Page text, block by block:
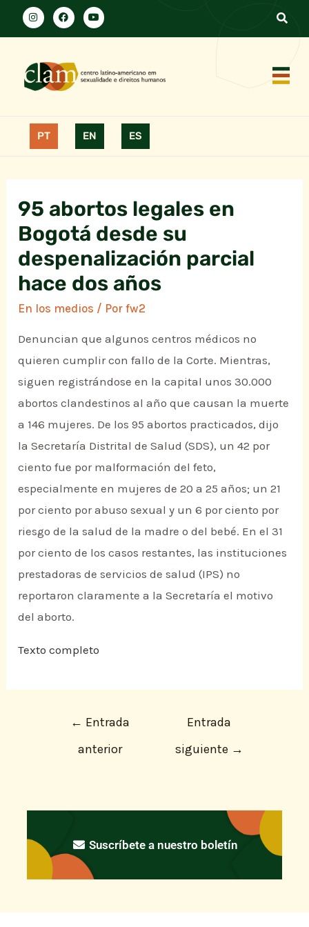
PT EN ES
95 abortos legales en
Bogotá desde su
despenalización parcial
hace dos años
En los medios / Porfw2
Denuncian que algunos centros médicos no
quieren cumplir con fallo de la Corte. Mientras,
siguen registrándose en la capital unos 30.000
abortos clandestinos al año que causan la muerte
a 146 mujeres. De los 95 abortos practicados, dijo
la Secretaría Distrital de Salud (SDS), un 42 por
ciento fue por malformación del feto,
especialmente en mujeres de 20 a 25 años; un 21
por ciento por abuso sexual y un 6 por ciento por
riesgo de la salud de la madre o del bebé. En el 31
por ciento de los casos restantes, las instituciones
prestadoras de servicios de salud (IPS) no
reportaron claramente a la Secretaría el motivo
del aborto.
Texto completo
← Entrada
anterior
Entrada
siguiente →
Suscríbete a nuestro boletín